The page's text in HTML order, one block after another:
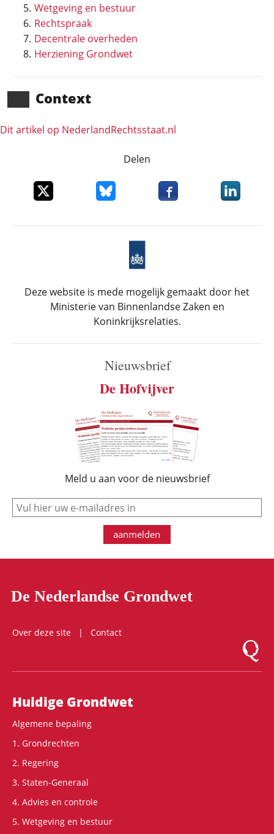
Wetgeving en bestuur
Rechtspraak
Decentrale overheden
Herziening Grondwet
Context
Dit artikel op NederlandRechts­staat.nl
Delen
Deel dit item op XDeel dit item op Bluesky
Deel dit item opDeel dit
Deze website is mede mogelijk gemaakt door het
Ministerie van Binnenlandse Zaken en
Koninkrijksrelaties.
Nieuwsbrief
De Hofvijver
Meld u aan voor de nieuwsbrief
e-mail
aanmelden
De Nederlandse Grondwet
Over deze site
Contact
Logo
Hoofdnavigatie
Huidige Grondwet
Algemene bepaling
1. Grondrechten
2. Regering
3. Staten-Generaal
4. Advies en controle
5. Wetgeving en bestuur